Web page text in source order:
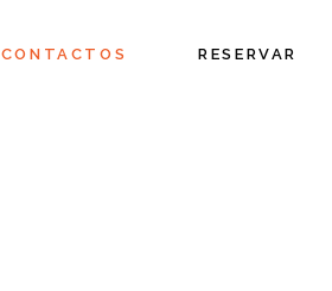
CONTACTOS RESERVAR